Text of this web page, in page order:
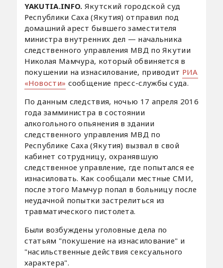
YAKUTIA.INFO. Якутский городской суд
Республики Саха (Якутия) отправил под
домашний арест бывшего заместителя
министра внутренних дел — начальника
следственного управления МВД по Якутии
Николая Мамчура, который обвиняется в
покушении на изнасилование, приводит РИА
«Новости» сообщение пресс-службы суда.
По данным следствия, ночью 17 апреля 2016
года замминистра в состоянии
алкогольного опьянения в здании
следственного управления МВД по
Республике Саха (Якутия) вызвал в свой
кабинет сотрудницу, охранявшую
следственное управление, где попытался ее
изнасиловать. Как сообщали местные СМИ,
после этого Мамчур попал в больницу после
неудачной попытки застрелиться из
травматического пистолета.
Были возбуждены уголовные дела по
статьям "покушение на изнасилование" и
"насильственные действия сексуального
характера".